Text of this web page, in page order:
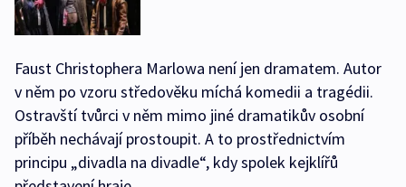
Faust Christophera Marlowa není jen dramatem. Autor
v něm po vzoru středověku míchá komedii a tragédii.
Ostravští tvůrci v něm mimo jiné dramatikův osobní
příběh nechávají prostoupit. A to prostřednictvím
principu „divadla na divadle“, kdy spolek kejklířů